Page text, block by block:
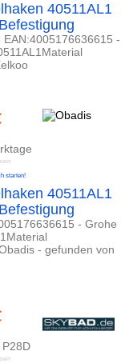
40511AL1
-
starten!
40511AL1
- Grohe
- gefunden von